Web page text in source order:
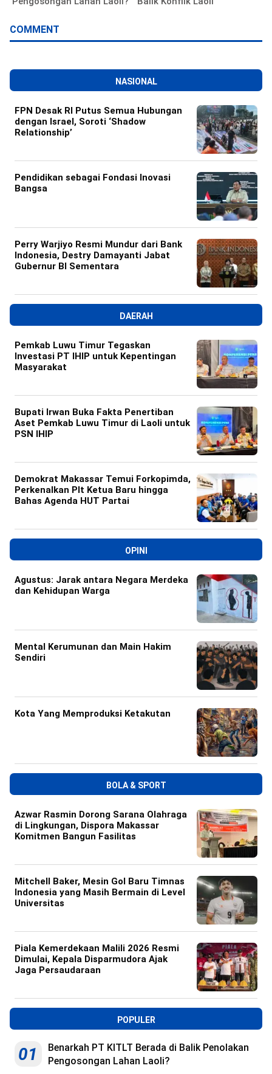
COMMENT
NASIONAL
FPN Desak RI Putus Semua Hubungan
dengan Israel, Soroti ‘Shadow
Relationship’
Pendidikan sebagai Fondasi Inovasi
Bangsa
Perry Warjiyo Resmi Mundur dari Bank
Indonesia, Destry Damayanti Jabat
Gubernur BI Sementara
DAERAH
Pemkab Luwu Timur Tegaskan
Investasi PT IHIP untuk Kepentingan
Masyarakat
Bupati Irwan Buka Fakta Penertiban
Aset Pemkab Luwu Timur di Laoli untuk
PSN IHIP
Demokrat Makassar Temui Forkopimda,
Perkenalkan Plt Ketua Baru hingga
Bahas Agenda HUT Partai
OPINI
Agustus: Jarak antara Negara Merdeka
dan Kehidupan Warga
Mental Kerumunan dan Main Hakim
Sendiri
Kota Yang Memproduksi Ketakutan
BOLA & SPORT
Azwar Rasmin Dorong Sarana Olahraga
di Lingkungan, Dispora Makassar
Komitmen Bangun Fasilitas
Mitchell Baker, Mesin Gol Baru Timnas
Indonesia yang Masih Bermain di Level
Universitas
Piala Kemerdekaan Malili 2026 Resmi
Dimulai, Kepala Disparmudora Ajak
Jaga Persaudaraan
POPULER
01
Benarkah PT KITLT Berada di Balik Penolakan
Pengosongan Lahan Laoli?